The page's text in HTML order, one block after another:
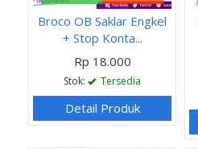
Broco OB Saklar Engkel
+ Stop Konta...
Rp 18.000
Stok: Tersedia
Detail Produk